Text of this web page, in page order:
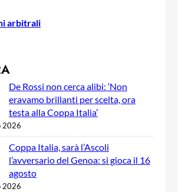
arbitrali
De Rossi non cerca alibi: ‘Non
eravamo brillanti per scelta, ora
testa alla Coppa Italia’
2026
Coppa Italia, sarà l’Ascoli
l’avversario del Genoa: si gioca il 16
agosto
2026